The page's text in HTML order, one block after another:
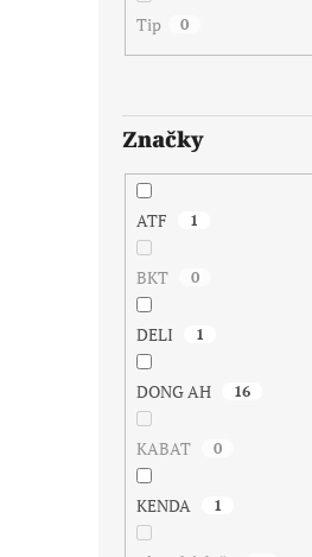
Tip 0
Značky
ATF 1
BKT 0
DELI 1
DONG AH 16
KABAT 0
KENDA 1